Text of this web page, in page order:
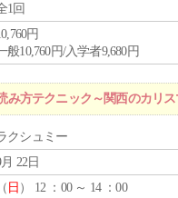
1回
円
般10,760円/入学者9,680円
み方テクニック～関西のカリ
クシュミー
22日
（ 日 ） 12 ：00 ～ 14 ：00